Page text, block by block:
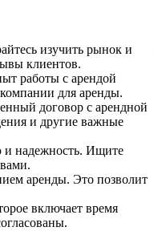
изучить рынок и
клиентов.
работы с арендой
для аренды.
договор с арендной
и другие важные
и надежность. Ищите
аренды. Это позволит
включает время